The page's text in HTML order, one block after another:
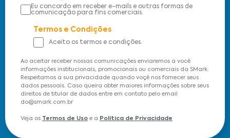
Eu concordo em receber e-mails e outras formas de
comunicação para fins comerciais.
Termos e Condições
Aceito os termos e condições.
Ao aceitar receber nossas comunicações enviaremos a você
informações institucionais, promocionais ou comerciais da SMark.
Respeitamos a sua privacidade quando voçê nos fornecer seus
dados pessoais. Caso queira obter maiores informações sobre seus
direitos de titular de dados entre em contato pelo email
do@smark.com.br
Veja os Termos de Uso e a Política de Privacidade